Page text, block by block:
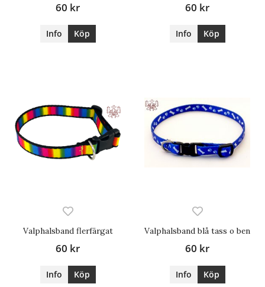
60 kr
Info Köp
60 kr
Info Köp
Valphalsband flerfärgat
60 kr
Info Köp
Valphalsband blå tass o ben
60 kr
Info Köp